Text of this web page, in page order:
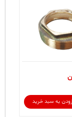
به سبد خرید